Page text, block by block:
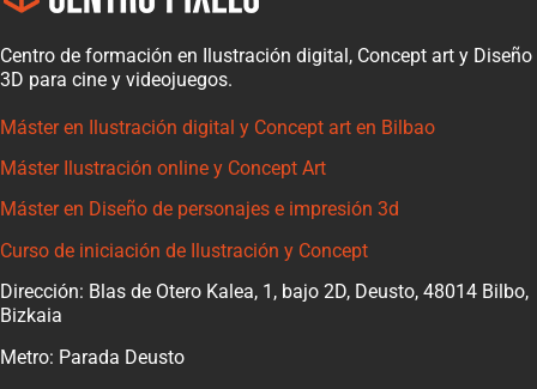
Centro de formación en Ilustración digital, Concept art y Diseño
3D para cine y videojuegos.
Máster en Ilustración digital y Concept art en Bilbao
Máster Ilustración online y Concept Art
Máster en Diseño de personajes e impresión 3d
Curso de iniciación de Ilustración y Concept
Dirección: Blas de Otero Kalea, 1, bajo 2D, Deusto, 48014 Bilbo,
Bizkaia
Metro: Parada Deusto